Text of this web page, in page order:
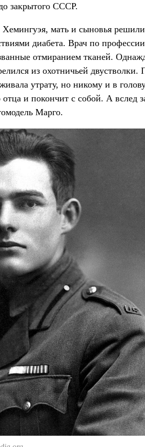
закрытого СССР.
Хемингуэя, мать и сыновья
диабета. Врач по
отмиранием тканей.
из охотничьей
утрату, но никому и в
отца и покончит с собой. А вслед
Марго.